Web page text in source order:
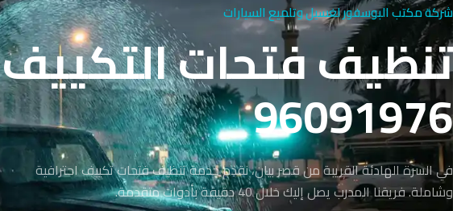
شركة مكتب البوسفور لغسيل وتلميع السيارات
تنظيف فتحات
96091976
في السرة الهادئة القريبة من قصر بيان، نقدم خدمة تنظيف فتحات تكييف احترافية
وشاملة. فريقنا المدرب يصل إليك خلال 40 دقيقة بأدوات متقدمة.